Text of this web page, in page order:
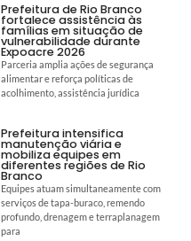
Prefeitura de Rio Branco
fortalece assistência às
famílias em situação de
vulnerabilidade durante
Expoacre 2026
Parceria amplia ações de segurança
alimentar e reforça políticas de
acolhimento, assistência jurídica
Prefeitura intensifica
manutenção viária e
mobiliza equipes em
diferentes regiões de Rio
Branco
Equipes atuam simultaneamente com
serviços de tapa-buraco, remendo
profundo, drenagem e terraplanagem
para